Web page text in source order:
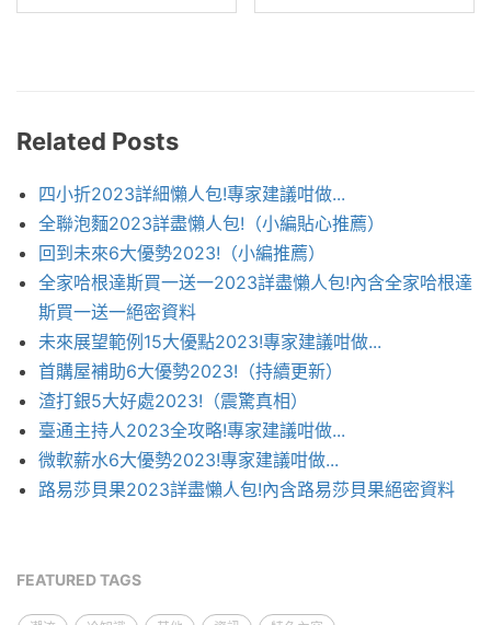
Related Posts
四小折2023詳細懶人包!專家建議咁做...
全聯泡麵2023詳盡懶人包!（小編貼心推薦）
回到未來6大優勢2023!（小編推薦）
全家哈根達斯買一送一2023詳盡懶人包!內含全家哈根達
斯買一送一絕密資料
未來展望範例15大優點2023!專家建議咁做...
首購屋補助6大優勢2023!（持續更新）
渣打銀5大好處2023!（震驚真相）
臺通主持人2023全攻略!專家建議咁做...
微軟薪水6大優勢2023!專家建議咁做...
路易莎貝果2023詳盡懶人包!內含路易莎貝果絕密資料
FEATURED TAGS